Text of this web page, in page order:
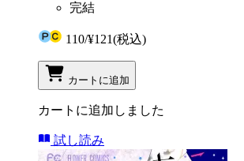
完結
110/¥121(税込)
カートに追加
カートに追加しました
試し読み